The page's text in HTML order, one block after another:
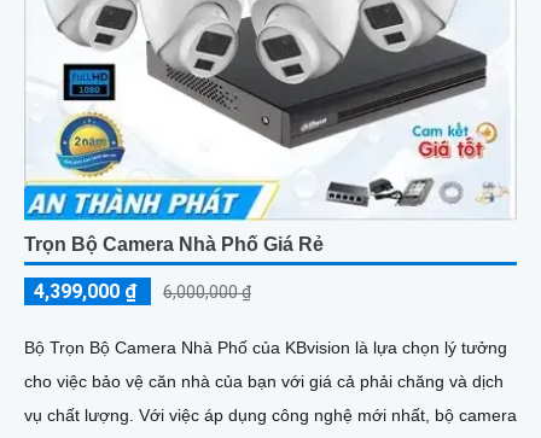
Trọn Bộ Camera Nhà Phố Giá Rẻ
4,399,000 ₫ 6,000,000 ₫
Bộ Trọn Bộ Camera Nhà Phố của KBvision là lựa chọn lý tưởng
cho việc bảo vệ căn nhà của bạn với giá cả phải chăng và dịch
vụ chất lượng. Với việc áp dụng công nghệ mới nhất, bộ camera